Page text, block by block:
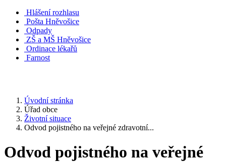
Hlášení rozhlasu
Pošta Hněvošice
Odpady
ZŠ a MŠ Hněvošice
Ordinace lékařů
Farnost
Úvodní stránka
Úřad obce
Životní situace
Odvod pojistného na veřejné zdravotní...
Odvod pojistného na veřejné